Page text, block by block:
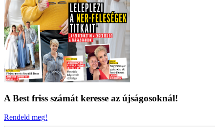
A Best friss számát keresse az újságosoknál!
Rendeld meg!